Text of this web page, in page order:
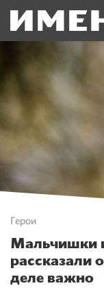
Герои
Мальчишки
рассказали
деле важно